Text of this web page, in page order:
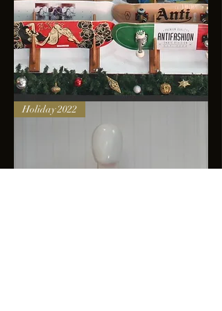
Skateboards
Holiday 2022